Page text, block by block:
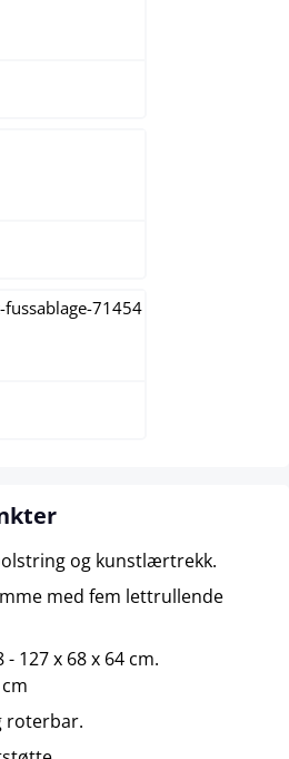
og kunstlærtrekk.
med fem lettrullende
- 127 x 68 x 64 cm.
roterbar.